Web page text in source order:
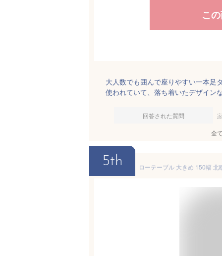
こ
大人数でも囲んで座りやすい一本足
使われていて、落ち着いたデザイン
回答された質問
全
5th